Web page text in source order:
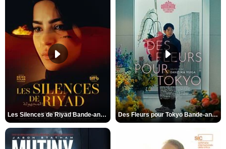
Les Silences de Riyad Bande-annonce VO STFR Des Fleurs pour Tokyo Bande-annonce VO STFR